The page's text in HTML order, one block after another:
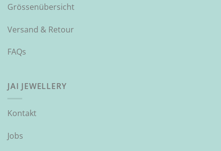
Grössenübersicht
Versand & Retour
FAQs
JAI JEWELLERY
Kontakt
Jobs